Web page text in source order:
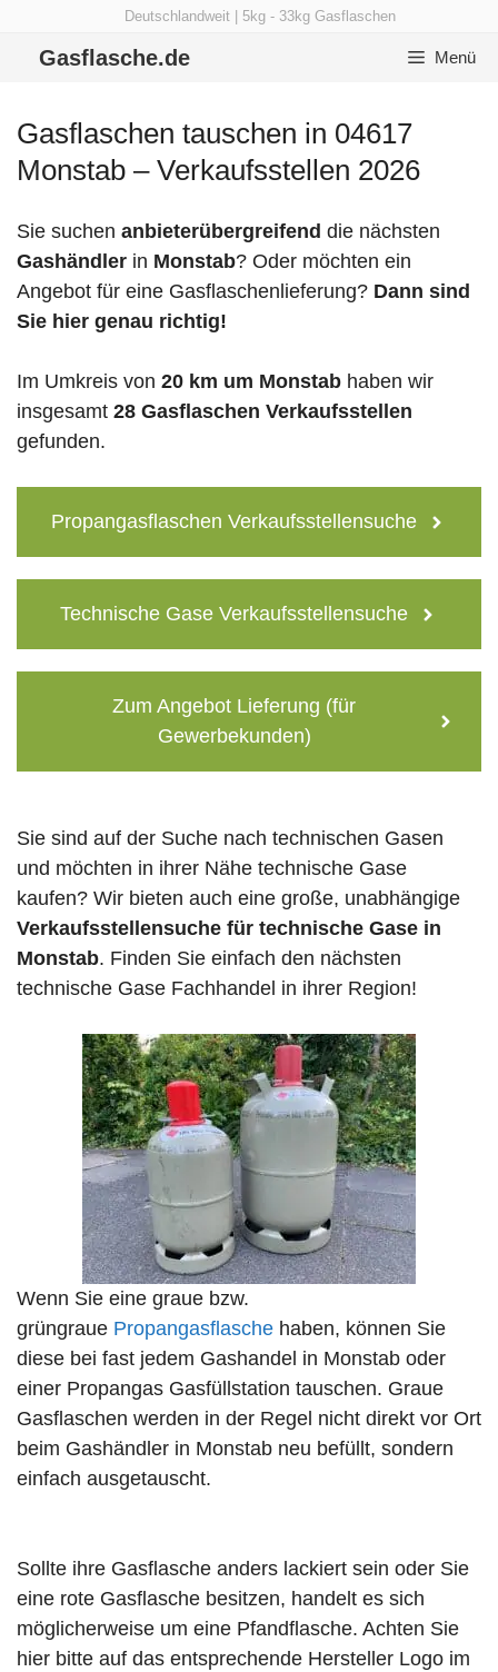
Deutschlandweit | 5kg - 33kg Gasflaschen
Gasflasche.de Menü
Gasflaschen tauschen in 04617
Monstab – Verkaufsstellen 2026
Sie suchen anbieterübergreifend die nächsten
Gashändler in Monstab? Oder möchten ein
Angebot für eine Gasflaschenlieferung? Dann sind
Sie hier genau richtig!
Im Umkreis von 20 km um Monstab haben wir
insgesamt 28 Gasflaschen Verkaufsstellen
gefunden.
Propangasflaschen Verkaufsstellensuche
Technische Gase Verkaufsstellensuche
Zum Angebot Lieferung (für
Gewerbekunden)
Sie sind auf der Suche nach technischen Gasen
und möchten in ihrer Nähe technische Gase
kaufen? Wir bieten auch eine große, unabhängige
Verkaufsstellensuche für technische Gase in
Monstab. Finden Sie einfach den nächsten
technische Gase Fachhandel in ihrer Region!
Wenn Sie eine graue bzw.
grüngraue Propangasflasche haben, können Sie
diese bei fast jedem Gashandel in Monstab oder
einer Propangas Gasfüllstation tauschen. Graue
Gasflaschen werden in der Regel nicht direkt vor Ort
beim Gashändler in Monstab neu befüllt, sondern
einfach ausgetauscht.
Sollte ihre Gasflasche anders lackiert sein oder Sie
eine rote Gasflasche besitzen, handelt es sich
möglicherweise um eine Pfandflasche. Achten Sie
hier bitte auf das entsprechende Hersteller Logo im